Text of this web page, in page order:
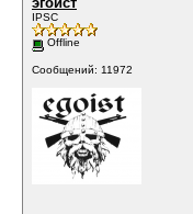
IPSC
Offline
Сообщений: 11972